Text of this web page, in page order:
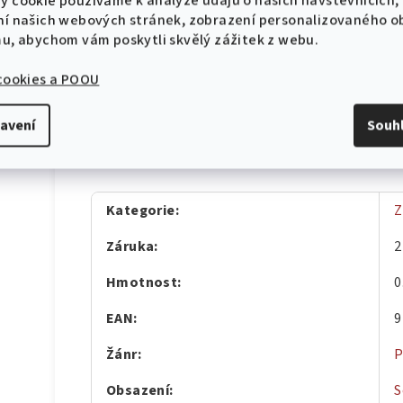
našich webových stránek, zobrazení personalizovaného
abychom vám poskytli skvělý zážitek z webu.
a POOU
Chlapi na zabití
G.O.P.
Kategorie:
Záruka:
Hmotnost:
EAN:
Žánr:
Obsazení:
10 % sleva na první objednávku!
Zásady zpracování osobních údajů